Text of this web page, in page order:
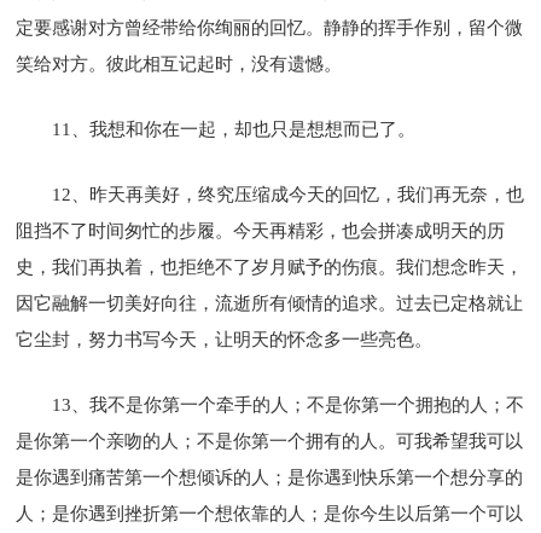
定要感谢对方曾经带给你绚丽的回忆。静静的挥手作别，留个微
笑给对方。彼此相互记起时，没有遗憾。
11、我想和你在一起，却也只是想想而已了。
12、昨天再美好，终究压缩成今天的回忆，我们再无奈，也
阻挡不了时间匆忙的步履。今天再精彩，也会拼凑成明天的历
史，我们再执着，也拒绝不了岁月赋予的伤痕。我们想念昨天，
因它融解一切美好向往，流逝所有倾情的追求。过去已定格就让
它尘封，努力书写今天，让明天的怀念多一些亮色。
13、我不是你第一个牵手的人；不是你第一个拥抱的人；不
是你第一个亲吻的人；不是你第一个拥有的人。可我希望我可以
是你遇到痛苦第一个想倾诉的人；是你遇到快乐第一个想分享的
人；是你遇到挫折第一个想依靠的人；是你今生以后第一个可以